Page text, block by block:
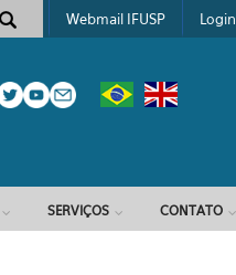
Webmail IFUSP Login
SERVIÇOS CONTATO